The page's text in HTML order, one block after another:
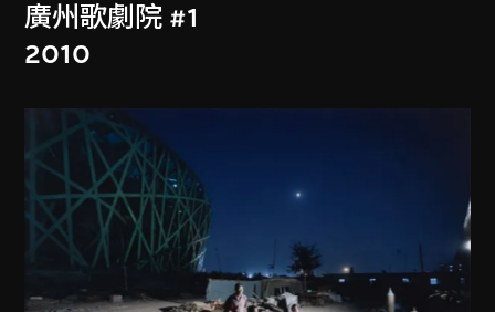
廣州歌劇院 #1
2010